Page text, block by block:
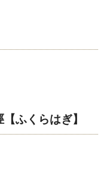
ふくらはぎ】